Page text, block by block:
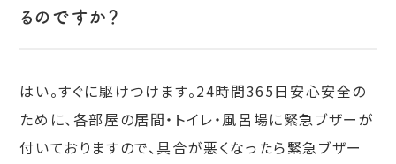
るのですか？
はい。すぐに駆けつけます。24時間365日安心安全の
ために、各部屋の居間・トイレ・風呂場に緊急ブザーが
付いておりますので、具合が悪くなったら緊急ブザー